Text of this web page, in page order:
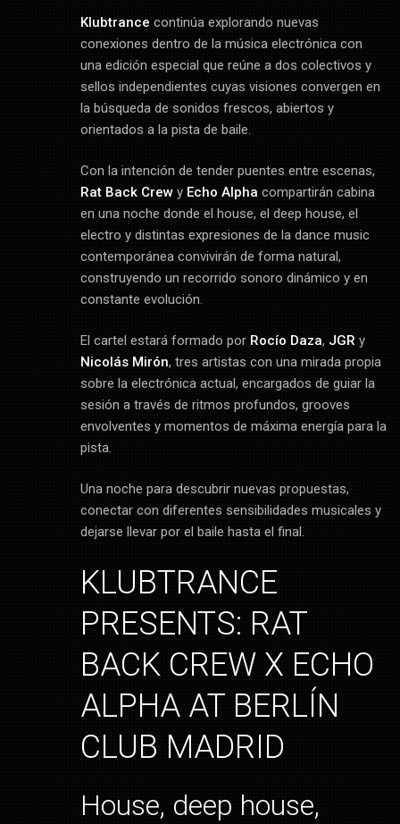
Klubtrance continúa explorando nuevas
conexiones dentro de la música electrónica con
una edición especial que reúne a dos colectivos y
sellos independientes cuyas visiones convergen en
la búsqueda de sonidos frescos, abiertos y
orientados a la pista de baile.
Con la intención de tender puentes entre escenas,
Rat Back Crewy Echo Alpha compartirán cabina
en una noche donde el house, el deep house, el
electro y distintas expresiones de la dance music
contemporánea convivirán de forma natural,
construyendo un recorrido sonoro dinámico y en
constante evolución.
El cartel estará formado por Rocío Daza, JGR y
Nicolás Mirón, tres artistas con una mirada propia
sobre la electrónica actual, encargados de guiar la
sesión a través de ritmos profundos, grooves
envolventes y momentos de máxima energía para la
pista.
Una noche para descubrir nuevas propuestas,
conectar con diferentes sensibilidades musicales y
dejarse llevar por el baile hasta el final.
KLUBTRANCE
PRESENTS: RAT
BACK CREW X ECHO
ALPHA AT BERLÍN
CLUB MADRID
House, deep house,